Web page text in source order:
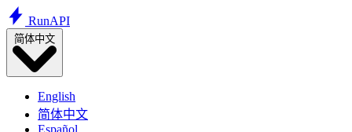
RunAPI
简体中文
English
简体中文
Español